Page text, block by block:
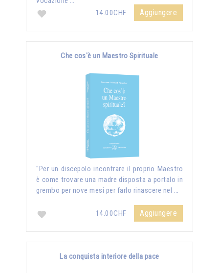
14.00CHF
Aggiungere
Che cos'è un Maestro Spirituale
"Per un discepolo incontrare il proprio Maestro
è come trovare una madre disposta a portalo in
grembo per nove mesi per farlo rinascere nel …
14.00CHF Aggiungere
La conquista interiore della pace